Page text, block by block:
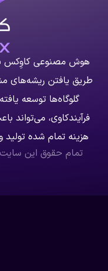
هوش مصنوعی کاوِکس
طریق یافتن ریشه‌های
گلوگاه‌ها توسعه
فرآیندکاوی،
هزینه تمام شده
تمام حقوق این سایت